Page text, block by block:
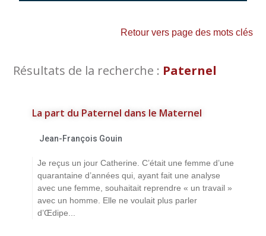
Retour vers page des mots clés
Résultats de la recherche : Paternel
La part du Paternel dans le Maternel
Jean-François Gouin
Je reçus un jour Catherine. C’était une femme d’une
quarantaine d’années qui, ayant fait une analyse
avec une femme, souhaitait reprendre « un travail »
avec un homme. Elle ne voulait plus parler
d’Œdipe...